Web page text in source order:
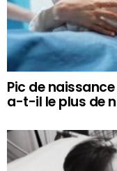
Pic de
a-t-il le plus de